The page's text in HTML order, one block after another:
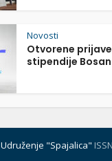
Novosti
Otvorene
stipendije
Udruženje "Spajalica"